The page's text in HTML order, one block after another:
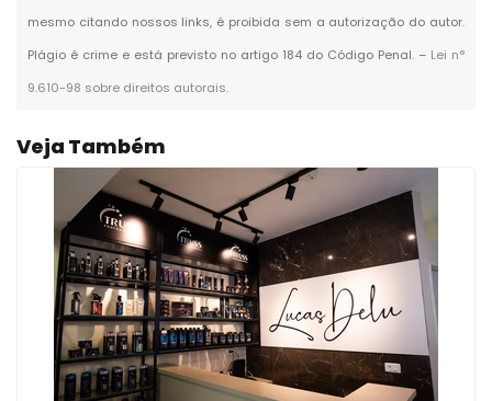
mesmo citando nossos links, é proibida sem a autorização do autor.
Plágio é crime e está previsto no artigo 184 do Código Penal. – Lei n°
9.610-98 sobre direitos autorais.
Veja Também